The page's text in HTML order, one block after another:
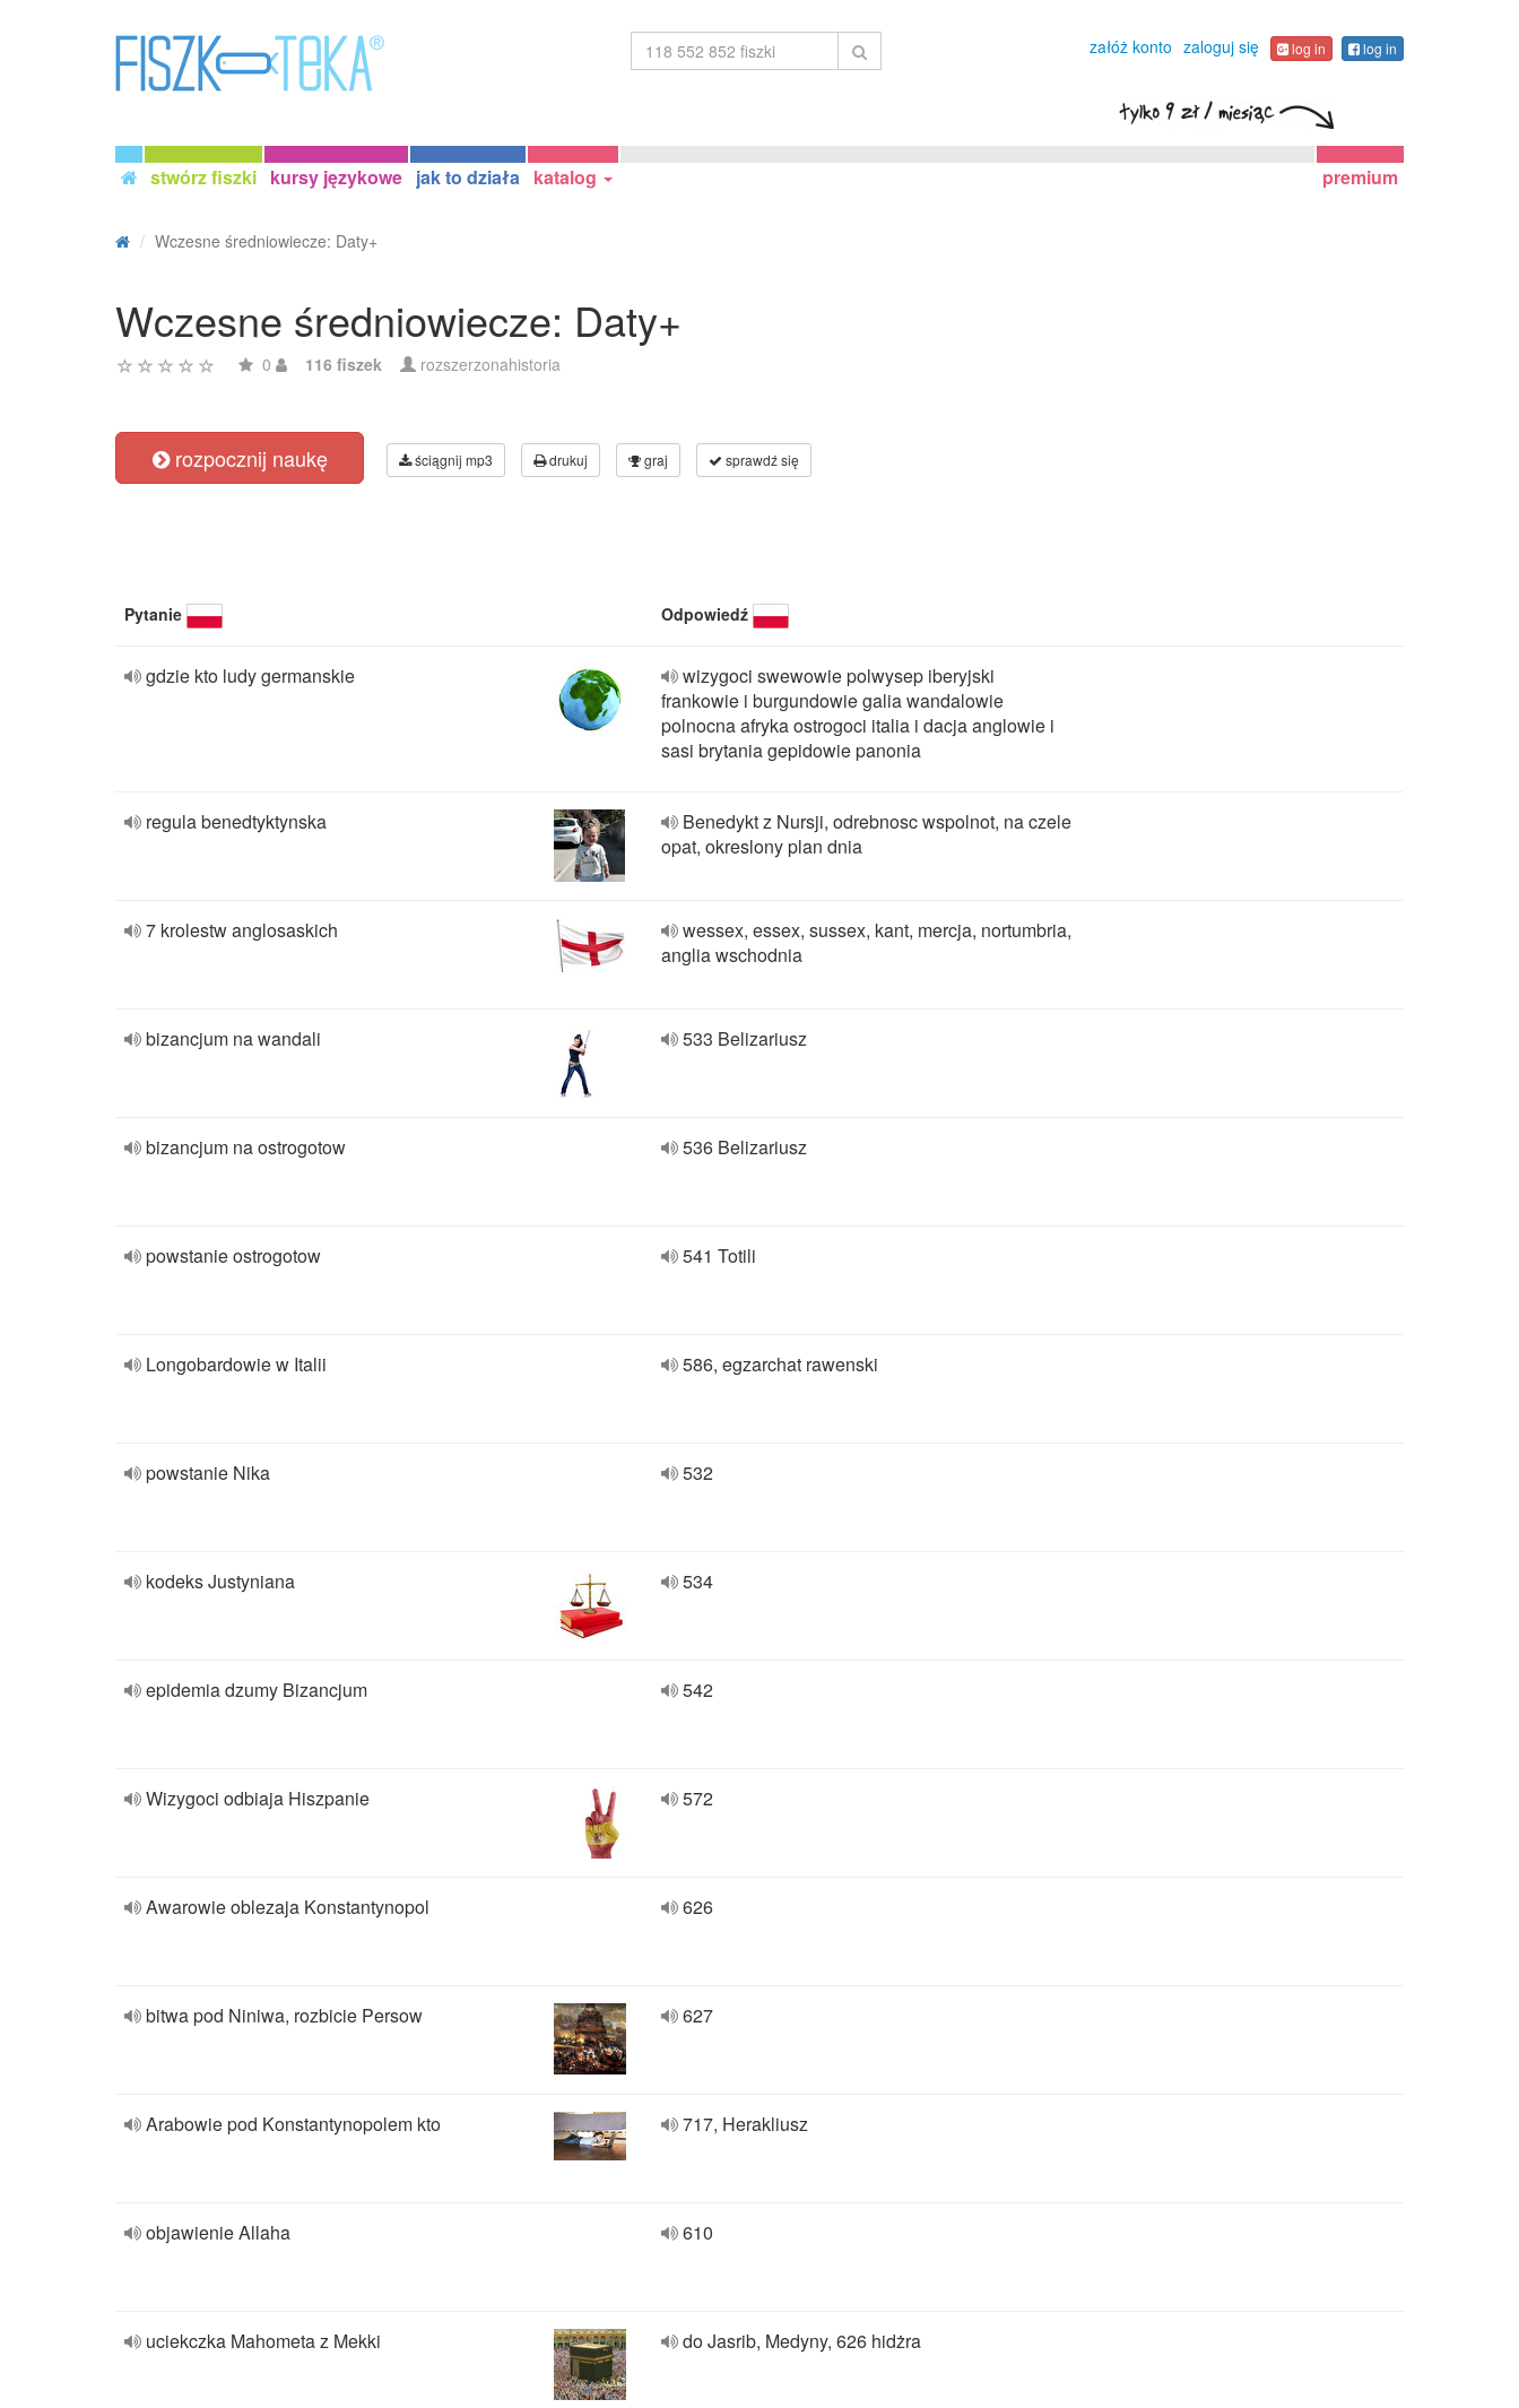
załóż konto zaloguj się log in log in
stwórz fiszki kursy językowe jak to działa katalog premium
Wczesne średniowiecze: Daty+
Wczesne średniowiecze: Daty+
0 116 fiszek rozszerzonahistoria
rozpocznij naukę ściągnij mp3 drukuj graj sprawdź się
Pytanie Odpowiedź
gdzie kto ludy germanskie
wizygoci swewowie polwysep iberyjski
frankowie i burgundowie galia wandalowie
polnocna afryka ostrogoci italia i dacja anglowie i
sasi brytania gepidowie panonia
regula benedtyktynska
Benedykt z Nursji, odrebnosc wspolnot, na czele
opat, okreslony plan dnia
7 krolestw anglosaskich
wessex, essex, sussex, kant, mercja, nortumbria,
anglia wschodnia
bizancjum na wandali 533 Belizariusz
bizancjum na ostrogotow 536 Belizariusz
powstanie ostrogotow 541 Totili
Longobardowie w Italii 586, egzarchat rawenski
powstanie Nika 532
kodeks Justyniana 534
epidemia dzumy Bizancjum 542
Wizygoci odbiaja Hiszpanie 572
Awarowie oblezaja Konstantynopol 626
bitwa pod Niniwa, rozbicie Persow 627
Arabowie pod Konstantynopolem kto 717, Herakliusz
objawienie Allaha 610
uciekczka Mahometa z Mekki do Jasrib, Medyny, 626 hidżra